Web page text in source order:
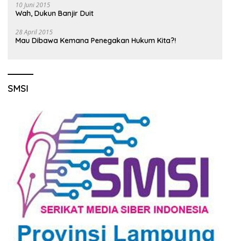
10 Juni 2015
Wah, Dukun Banjir Duit
28 April 2015
Mau Dibawa Kemana Penegakan Hukum Kita?!
SMSI